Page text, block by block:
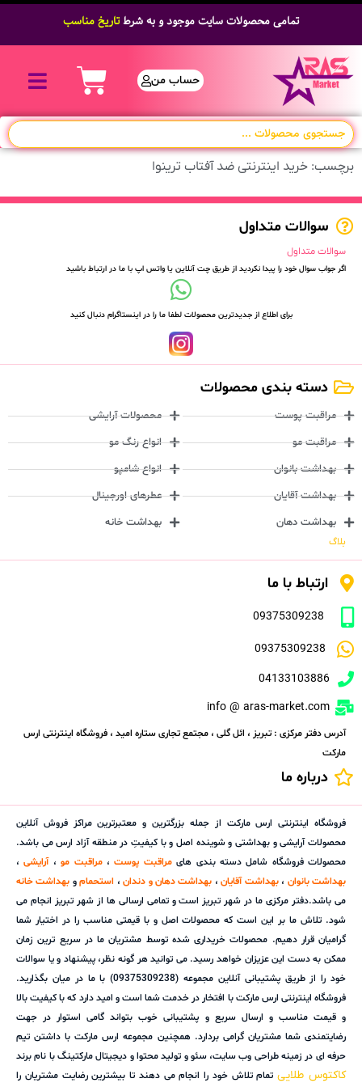
تمامی محصولات سایت موجود و به شرطتاریخ مناسب
حساب من
برچسب: خرید اینترنتی ضد آفتاب ترینوا
سوالات متداول
سوالات متداول
اگر جواب سوال خود را پیدا نکردید از طریق چت آنلاین یا واتس اپ با ما در ارتباط باشید
برای اطلاع از جدیدترین محصولات لطفا ما را در اینستاگرام دنبال کنید
دسته بندی محصولات
مراقبت پوست
مراقبت مو
بهداشت بانوان
بهداشت آقایان
بهداشت دهان
محصولات آرایشی
انواع رنگ مو
انواع شامپو
عطرهای اورجینال
بهداشت خانه
بلاگ
ارتباط با ما
09375309238
09375309238
04133103886
info @ aras-market.com
آدرس دفتر مرکزی : تبریز ، ائل گلی ، مجتمع تجاری ستاره امید ، فروشگاه اینترنتی ارس
مارکت
درباره ما
فروشگاه اینترنتی ارس مارکت از جمله بزرگترین و معتبرترین مراکز فروش آنلاین
محصولات آرایشی و بهداشتی و شوینده اصل و با کیفیتِ در منطقه آزاد ارس می باشد.
محصولات فروشگاه شامل دسته بندی هایمراقبت پوست،مراقبت مو،آرایشی،
بهداشت بانوان ،بهداشت آقایان، بهداشت دهان و دندان، استحمامو بهداشت خانه
می باشد.دفتر مرکزی ما در شهر تبریز است و تمامی ارسالی ها از شهر تبریز انجام می
شود. تلاش ما بر این است که محصولات اصل و با قیمتی مناسب را در اختیار شما
گرامیان قرار دهیم. محصولات خریداری شده توسط مشتریان ما در سریع ترین زمان
ممکن به دست این عزیزان خواهد رسید. می توانید هر گونه نظر، پیشنهاد و یا سوالات
خود را از طریق پشتیبانی آنلاین مجموعه (09375309238) با ما در میان بگذارید.
فروشگاه اینترنتی ارس مارکت با افتخار در خدمت شما است و امید دارد که با کیفیت بالا
و قیمت مناسب و ارسال سریع و پشتیبانی خوب بتواند گامی استوار در جهت
رضایتمندی شما مشتریان گرامی بردارد. همچنین مجموعه ارس مارکت با داشتن تیم
حرفه ای در زمینه طراحی وب سایت، سئو و تولید محتوا و دیجیتال مارکتینگ با نام برند
کاکتوس طلاییتمام تلاش خود را انجام می دهند تا بیشترین رضایت مشتریان را